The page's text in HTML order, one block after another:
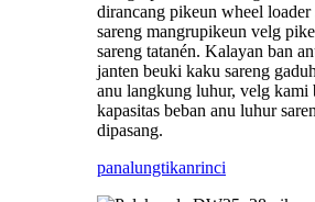
dirancang pikeun wheel loader
sareng mangrupikeun velg
sareng tatanén. Kalayan ban
janten beuki kaku sareng
anu langkung luhur, velg kami
kapasitas beban anu luhur
dipasang.
panalungtikanrinci